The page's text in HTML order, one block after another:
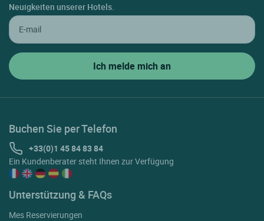
Neuigkeiten unserer Hotels.
Buchen Sie per Telefon
+33(0)1 45 84 83 84
Ein Kundenberater steht Ihnen zur Verfügung
Unterstützung & FAQs
Mes Reservierungen